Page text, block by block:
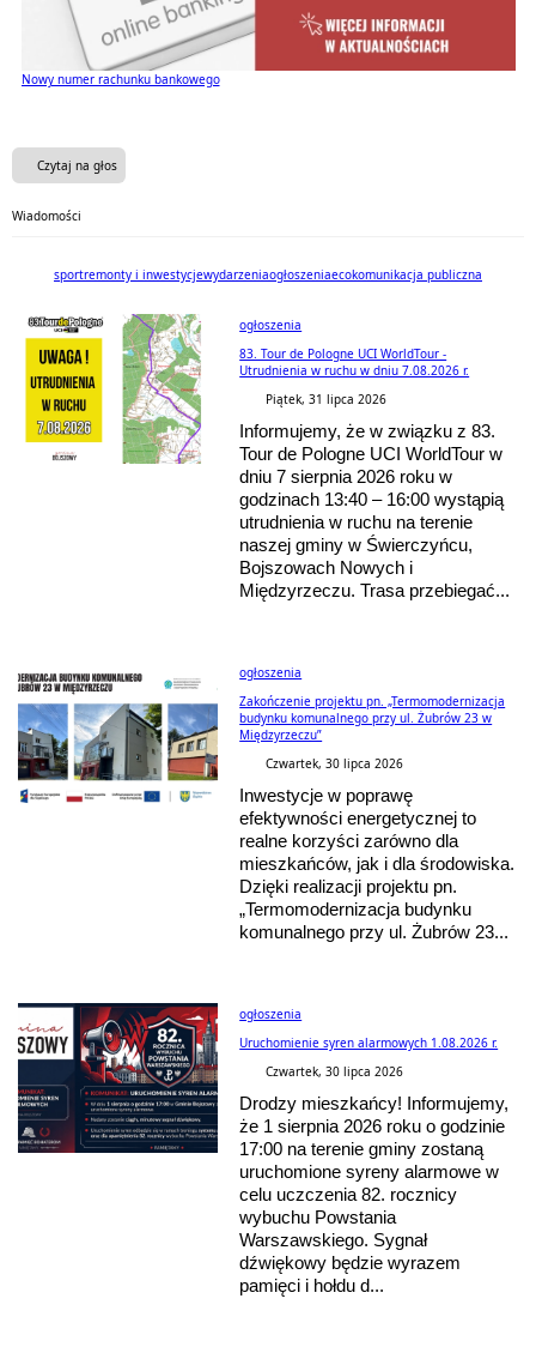
Nowy numer rachunku bankowego
Godziny pracy urzędu w lipcu i sierpniu
35 lat Gminy Bojszowy
Baner
Czytaj na głos
Wiadomości
sportremonty i inwestycjewydarzeniaogłoszeniaecokomunikacja publiczna
ogłoszenia
83. Tour de Pologne UCI WorldTour -
Utrudnienia w ruchu w dniu 7.08.2026 r.
Piątek, 31 lipca 2026
Informujemy, że w związku z 83.
Tour de Pologne UCI WorldTour w
dniu 7 sierpnia 2026 roku w
godzinach 13:40 – 16:00 wystąpią
utrudnienia w ruchu na terenie
naszej gminy w Świerczyńcu,
Bojszowach Nowych i
Międzyrzeczu. Trasa przebiegać...
ogłoszenia
Zakończenie projektu pn. „Termomodernizacja
budynku komunalnego przy ul. Żubrów 23 w
Międzyrzeczu”
Czwartek, 30 lipca 2026
Inwestycje w poprawę
efektywności energetycznej to
realne korzyści zarówno dla
mieszkańców, jak i dla środowiska.
Dzięki realizacji projektu pn.
„Termomodernizacja budynku
komunalnego przy ul. Żubrów 23...
ogłoszenia
Uruchomienie syren alarmowych 1.08.2026 r.
Czwartek, 30 lipca 2026
Drodzy mieszkańcy! Informujemy,
że 1 sierpnia 2026 roku o godzinie
17:00 na terenie gminy zostaną
uruchomione syreny alarmowe w
celu uczczenia 82. rocznicy
wybuchu Powstania
Warszawskiego. Sygnał
dźwiękowy będzie wyrazem
pamięci i hołdu d...